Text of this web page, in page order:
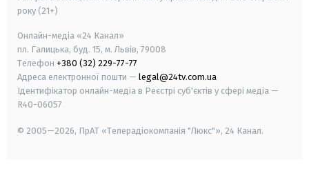
року (21+)
Онлайн-медіа «24 Канал»
пл. Галицька, буд. 15, м. Львів, 79008
Телефон +380 (32) 229-77-77
Адреса електронної пошти — legal@24tv.com.ua
Ідентифікатор онлайн-медіа в Реєстрі суб'єктів у сфері медіа —
R40-06057
© 2005—2026, ПрАТ «Телерадіокомпанія "Люкс"», 24 Канал.